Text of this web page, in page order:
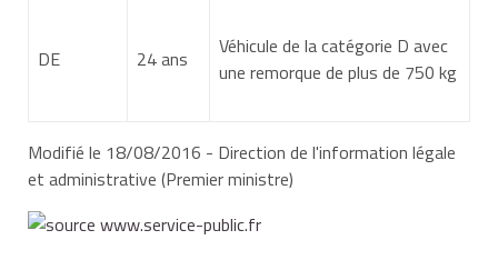
DE 24 ans
Véhicule de la catégorie D avec
une remorque de plus de 750 kg
Modifié le 18/08/2016 - Direction de l'information légale
et administrative (Premier ministre)